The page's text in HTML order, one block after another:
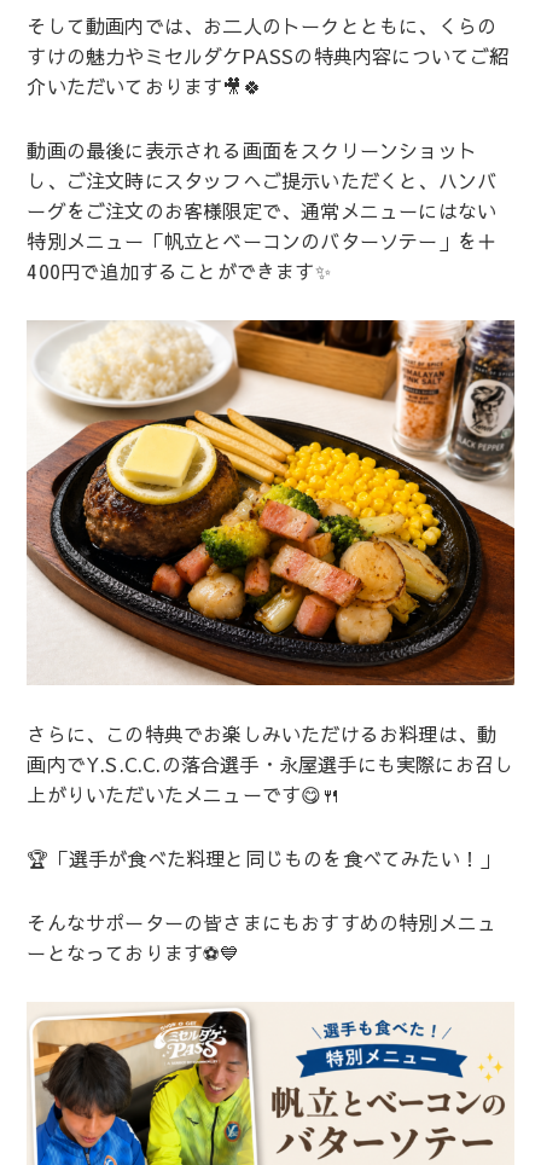
そして動画内では、お二人のトークとともに、くらの
すけの魅力やミセルダケPASSの特典内容についてご紹
介いただいております🎥🍀
動画の最後に表示される画面をスクリーンショット
し、ご注文時にスタッフへご提示いただくと、ハンバ
ーグをご注文のお客様限定で、通常メニューにはない
特別メニュー「帆立とベーコンのバターソテー」を＋
400円で追加することができます✨
さらに、この特典でお楽しみいただけるお料理は、動
画内でY.S.C.C.の落合選手・永屋選手にも実際にお召し
上がりいただいたメニューです😋🍴
🏆「選手が食べた料理と同じものを食べてみたい！」
そんなサポーターの皆さまにもおすすめの特別メニュ
ーとなっております⚽💙